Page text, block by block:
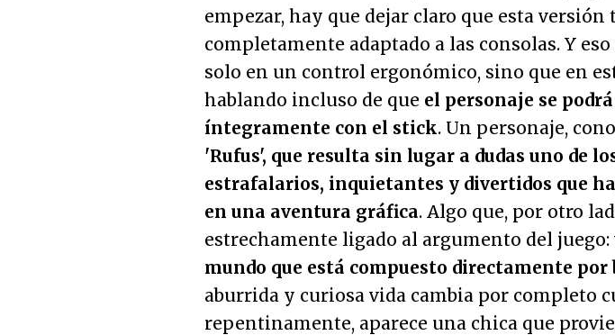
empezar, hay que dejar claro que esta
completamente adaptado a las consolas. Y
solo en un control ergonómico, sino que en
hablando incluso de que el personaje se
íntegramente con el stick. Un personaje,
'Rufus', que resulta sin lugar a dudas uno de
estrafalarios, inquietantes y divertidos que
en una aventura gráfica. Algo que, por otro
estrechamente ligado al argumento del juego:
mundo que está compuesto directamente por
aburrida y curiosa vida cambia por completo
repentinamente, aparece una chica que